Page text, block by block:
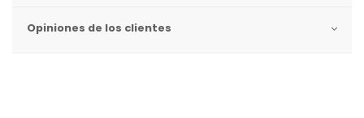
Opiniones de los clientes